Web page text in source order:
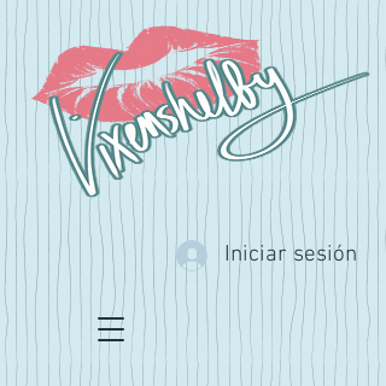
Iniciar sesión